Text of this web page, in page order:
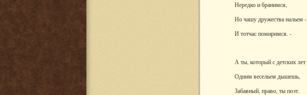
Нередко и бранимся,
Но чашу дружества нальем -
И тотчас помиримся. -
А ты, который с детских лет
Одним весельем дышешь,
Забавный, право, ты поэт.